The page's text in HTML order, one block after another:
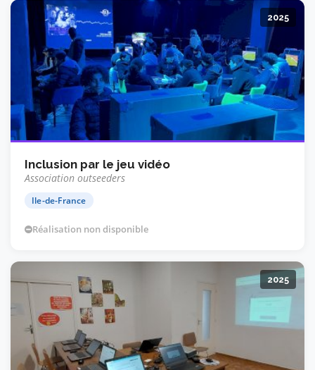
2025
Inclusion par le jeu vidéo
Association outseeders
Ile-de-France
Réalisation non disponible
2025